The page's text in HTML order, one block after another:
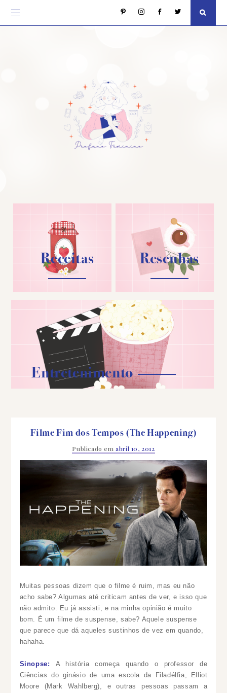
Receitas Resenhas
Entretenimento
Filme Fim dos Tempos (The Happening)
Publicado emabril 10, 2012
Muitas pessoas dizem que o filme é ruim, mas eu não
acho sabe? Algumas até criticam antes de ver, e isso que
não admito. Eu já assisti, e na minha opinião é muito
bom. É um filme de suspense, sabe? Aquele suspense
que parece que dá aqueles sustinhos de vez em quando,
hahaha.
Sinopse: A história começa quando o professor de
Ciências do ginásio de uma escola da Filadélfia, Elliot
Moore (Mark Wahlberg), e outras pessoas passam a